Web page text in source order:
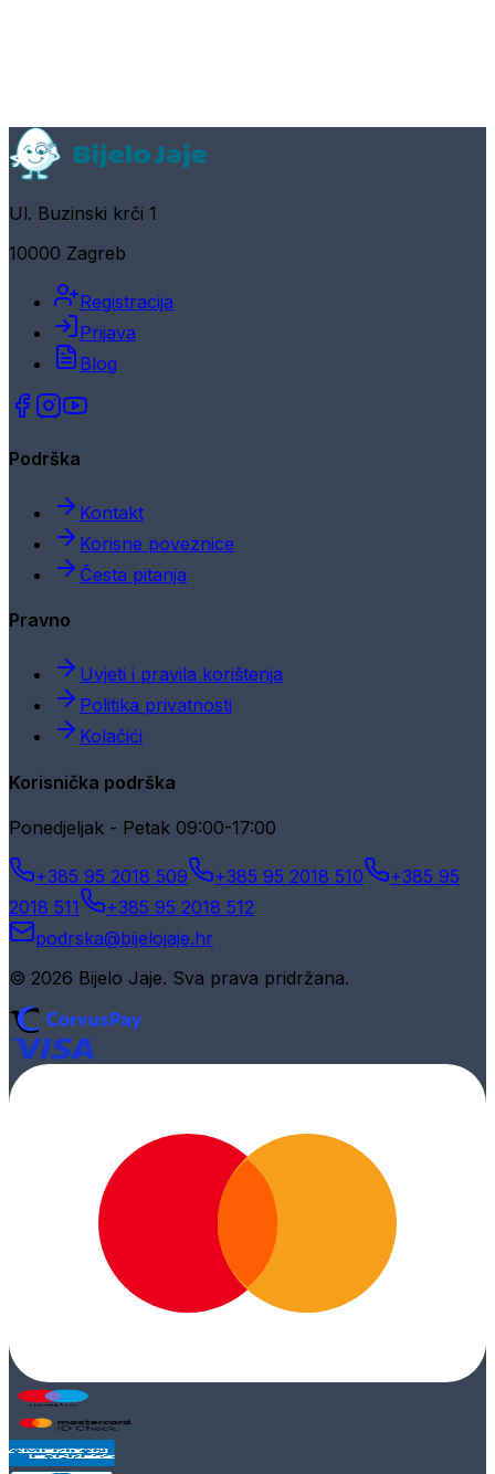
Ul. Buzinski krči 1
10000 Zagreb
Registracija
Prijava
Blog
Podrška
Kontakt
Korisne poveznice
Česta pitanja
Pravno
Uvjeti i pravila korištenja
Politika privatnosti
Kolačići
Korisnička podrška
Ponedjeljak - Petak 09:00-17:00
+385 95 2018 509 +385 95 2018 510
+385 95
2018 511
+385 95 2018 512
podrska@bijelojaje.hr
© 2026 Bijelo Jaje. Sva prava pridržana.